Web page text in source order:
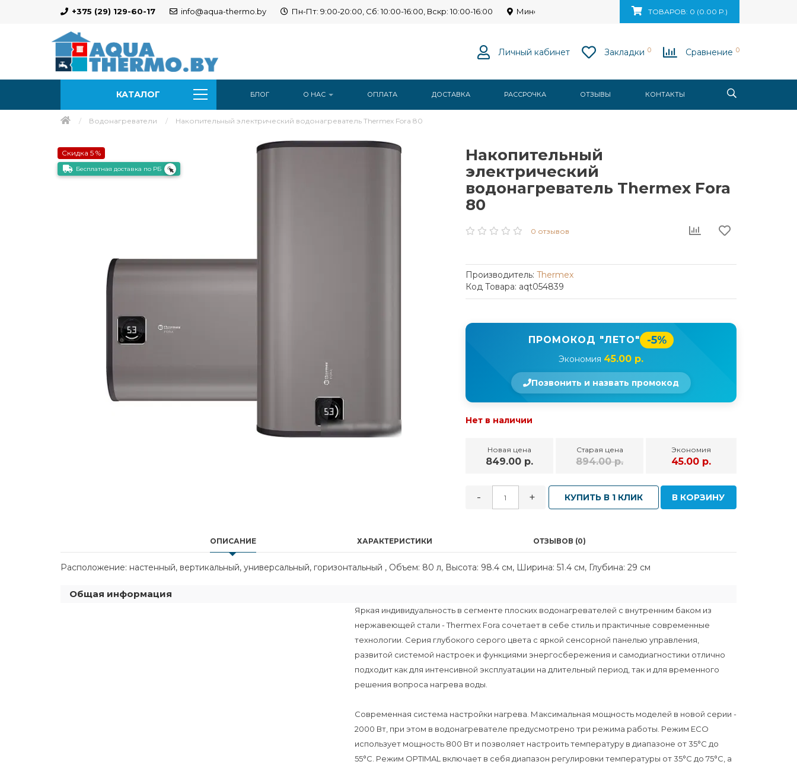
+375 (29) 129-60-17 info@aqua-thermo.by Пн-Пт: 9:00-20:00, Сб: 10:00-16:00, Вскр: 10:00-16:00 Минск, ул. Ваупшасова, д. 10, пом. 131ТОВАРОВ: 0 (0.00 Р.)
Личный кабинет Закладки 0 Сравнение 0
КАТАЛОГ БЛОГ О НАС ОПЛАТА ДОСТАВКА РАССРОЧКА ОТЗЫВЫ КОНТАКТЫ
Водонагреватели Накопительный электрический водонагреватель Thermex Fora 80
Скидка 5 %
Бесплатная доставка по РБ
Накопительный
электрический
водонагреватель Thermex Fora
80
0 отзывов
Производитель: Thermex
Код Товара: aqt054839
ПРОМОКОД "ЛЕТО" -5%
Экономия 45.00 р.
Позвонить и назвать промокод
Нет в наличии
Новая цена
849.00 р.
Старая цена
894.00 р.
Экономия
45.00 р.
- + КУПИТЬ В 1 КЛИК В КОРЗИНУ
ОПИСАНИЕ ХАРАКТЕРИСТИКИ ОТЗЫВОВ (0)
Расположение: настенный, вертикальный, универсальный, горизонтальный , Объем: 80 л, Высота: 98.4 см, Ширина: 51.4 см, Глубина: 29 см
Общая информация
Яркая индивидуальность в сегменте плоских водонагревателей с внутренним баком из
нержавеющей стали - Thermex Fora сочетает в себе стиль и практичные современные
технологии. Серия глубокого серого цвета с яркой сенсорной панелью управления,
развитой системой настроек и функциями энергосбережения и самодиагностики отлично
подходит как для интенсивной эксплуатации на длительный период, так и для временного
решения вопроса нагрева воды.
Современная система настройки нагрева. Максимальная мощность моделей в новой серии -
2000 Вт, при этом в водонагревателе предусмотрено три режима работы. Режим ECO
использует мощность 800 Вт и позволяет настроить температуру в диапазоне от 35°С до
55°С. Режим OPTIMAL включает в себя диапазон регулировки температуры от 35°С до 75°С, а